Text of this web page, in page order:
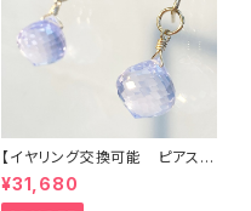
【イヤリング交換可能 ピアス】
アメシスティンクォーツ
¥31,680